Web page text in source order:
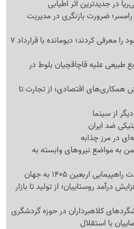
در جدیدترین اثر اطیابی
ضرورت بازنگری در مدیریت
کهکشانی‌ها شکار بزرگ خود را معرفی کردند؛ دیومانده با قرارداد 7
طبیعی علیه قاچاقچیان بلوط در
همکاری‌های اقتصادی؛ از تجارت تا
از سینما
ضد ایران
به مواضع نیروهای وابسته به
اربعین 1405 به جهان
درآمد روستاییان؛ از تولید تا بازار
کلاهبرداران در حوزه گردشگری
با استقلال